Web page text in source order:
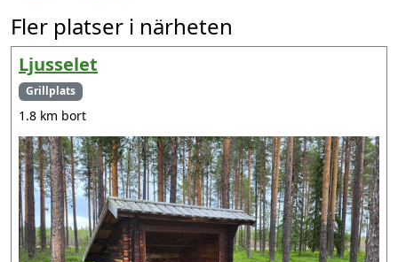
Fler platser i närheten
Ljusselet
Grillplats
1.8 km bort